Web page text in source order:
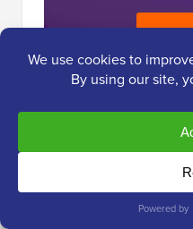
interaktioner
19